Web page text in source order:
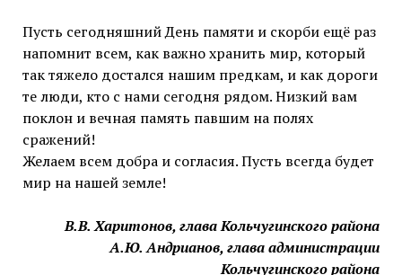
Пусть сегодняшний День памяти и скорби ещё раз
напомнит всем, как важно хранить мир, который
так тяжело достался нашим предкам, и как дороги
те люди, кто с нами сегодня рядом. Низкий вам
поклон и вечная память павшим на полях
сражений!
Желаем всем добра и согласия. Пусть всегда будет
мир на нашей земле!
В.В. Харитонов, глава Кольчугинского района
А.Ю. Андрианов, глава администрации
Кольчугинского района